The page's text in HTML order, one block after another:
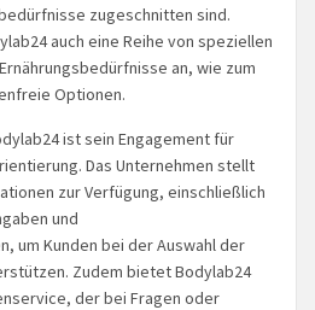
zugeschnitten sind.
auch eine Reihe von speziellen
an, wie zum
Optionen.
ist sein Engagement für
Das Unternehmen stellt
zur Verfügung, einschließlich
und
um Kunden bei der Auswahl der
Zudem bietet Bodylab24
der bei Fragen oder